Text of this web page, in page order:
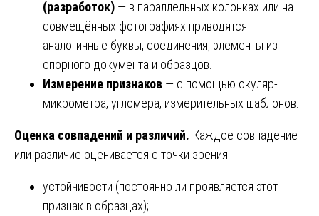
(разработок) — в параллельных колонках или на
совмещённых фотографиях приводятся
аналогичные буквы, соединения, элементы из
спорного документа и образцов.
Измерение признаков — с помощью окуляр-
микрометра, угломера, измерительных шаблонов.
Оценка совпадений и различий. Каждое совпадение
или различие оценивается с точки зрения:
устойчивости (постоянно ли проявляется этот
признак в образцах);